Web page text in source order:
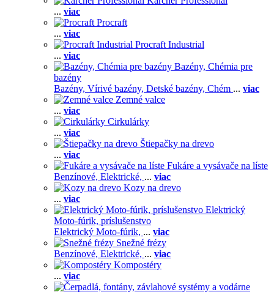
... viac
Procraft
... viac
Procraft Industrial
... viac
Bazény, Chémia pre
bazény
Bazény, Vírivé bazény, Detské bazény, Chém ... viac
Zemné valce
... viac
Cirkulárky
... viac
Štiepačky na drevo
... viac
Fukáre a vysávače na líste
Benzínové, Elektrické, ... viac
Kozy na drevo
... viac
Elektrický
Moto-fúrik, príslušenstvo
Elektrický Moto-fúrik, ... viac
Snežné frézy
Benzínové, Elektrické, ... viac
Kompostéry
... viac